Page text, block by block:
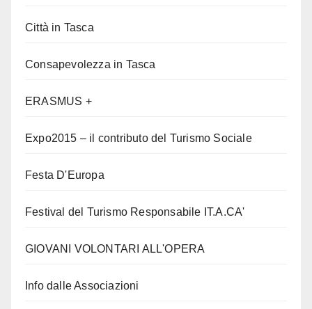
Città in Tasca
Consapevolezza in Tasca
ERASMUS +
Expo2015 – il contributo del Turismo Sociale
Festa D'Europa
Festival del Turismo Responsabile IT.A.CA'
GIOVANI VOLONTARI ALL'OPERA
Info dalle Associazioni